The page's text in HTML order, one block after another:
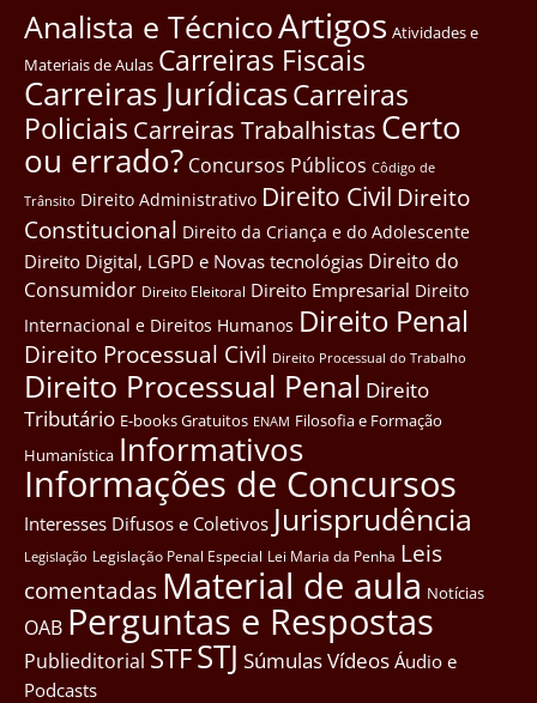
Analista e TécnicoArtigos Atividades e
Materiais de Aulas Carreiras Fiscais
Carreiras JurídicasCarreiras
Policiais Carreiras Trabalhistas Certo
ou errado? Concursos Públicos Côdigo de
Trânsito Direito Administrativo Direito Civil Direito
Constitucional Direito da Criança e do Adolescente
Direito Digital, LGPD e Novas tecnológias Direito do
Consumidor Direito Eleitoral Direito Empresarial Direito
Internacional e Direitos Humanos Direito Penal
Direito Processual Civil Direito Processual do Trabalho
Direito Processual Penal Direito
Tributário E-books Gratuitos ENAM Filosofia e Formação
Humanística Informativos
Informações de Concursos
Interesses Difusos e Coletivos Jurisprudência
Legislação Legislação Penal Especial Lei Maria da Penha Leis
comentadas Material de aula Notícias
OAB Perguntas e Respostas
Publieditorial STFSTJ SúmulasVídeos Áudio e
Podcasts